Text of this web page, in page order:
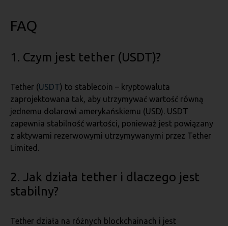
FAQ
1. Czym jest tether (USDT)?
Tether (USDT) to stablecoin – kryptowaluta
zaprojektowana tak, aby utrzymywać wartość równą
jednemu dolarowi amerykańskiemu (USD). USDT
zapewnia stabilność wartości, ponieważ jest powiązany
z aktywami rezerwowymi utrzymywanymi przez Tether
Limited.
2. Jak działa tether i dlaczego jest
stabilny?
Tether działa na różnych blockchainach i jest